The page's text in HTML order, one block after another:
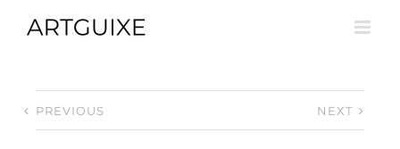
PREVIOUS NEXT